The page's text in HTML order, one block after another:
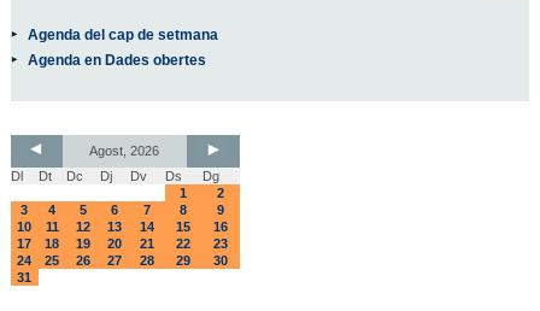
Agenda del cap de setmana
Agenda en Dades obertes
Agost, 2026
Dl
Dt Dc Dj Dv Ds
Dg
1
2
3
4 5 6 7 8
9
10
11 12 13 14 15
16
17
18 19 20 21 22
23
24
25 26 27 28 29
30
31